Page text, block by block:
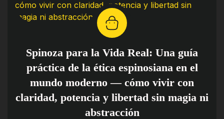
Spinoza para la Vida Real: Una guía
práctica de la ética espinosiana en el
mundo moderno — cómo vivir con
claridad, potencia y libertad sin magia ni
abstracción